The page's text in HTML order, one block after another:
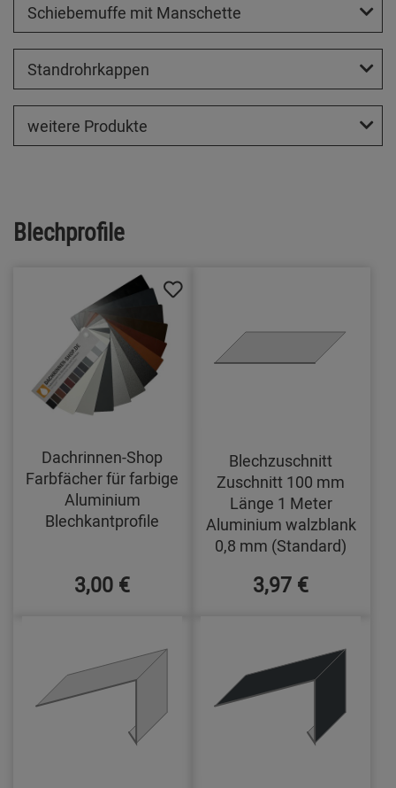
Schiebemuffe mit Manschette
Standrohrkappen
weitere Produkte
Blechprofile
Dachrinnen-Shop
Farbfächer für farbige
Aluminium
Blechkantprofile
3,00 €
Blechzuschnitt
Zuschnitt 100 mm
Länge 1 Meter
Aluminium walzblank
0,8 mm (Standard)
3,97 €